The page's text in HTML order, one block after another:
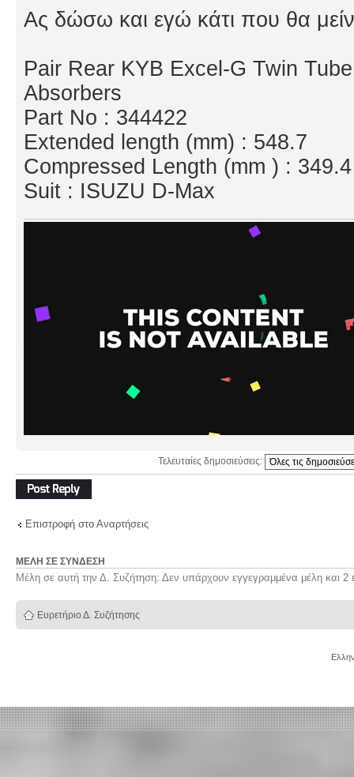
Ας δώσω και εγώ κάτι που θα
Pair Rear KYB Excel-G Twin
Absorbers
Part No : 344422
Extended length (mm) : 548.7
Compressed Length (mm ) : 349.4
Suit : ISUZU D-Max
Τελευταίες δημοσιεύσεις:
Δημιουργία
απάντησης
Επιστροφή στο Αναρτήσεις
ΜΈΛΗ ΣΕ ΣΎΝΔΕΣΗ
Μέλη σε αυτή την Δ. Συζήτηση: Δεν υπάρχουν εγγεγραμμένα μέλη και 2
Ευρετήριο Δ. Συζήτησης